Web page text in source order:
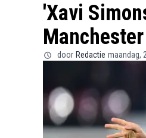
'Xavi
door Redactie maandag,